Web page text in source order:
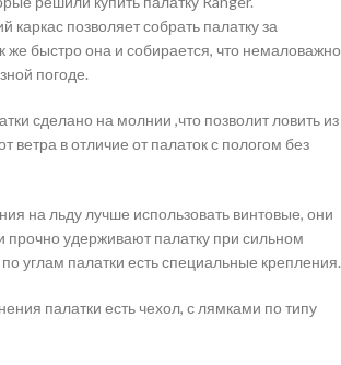
каркас позволяет собрать палатку за
же быстро она и собирается, что немаловажно
погоде.
сделано на молнии ,что позволит ловить из
ветра в отличие от палаток с пологом без
на льду лучше использовать винтовые, они
прочно удерживают палатку при сильном
углам палатки есть специальные крепления.
палатки есть чехол, с лямками по типу